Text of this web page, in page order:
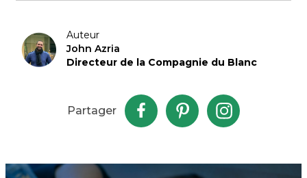
Auteur
John Azria
Directeur de la Compagnie du Blanc
Partager